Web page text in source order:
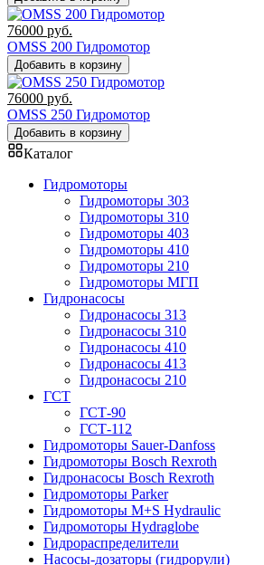
76000 руб.
OMSS 200 Гидромотор
Добавить в корзину
76000 руб.
OMSS 250 Гидромотор
Добавить в корзину
Каталог
Гидромоторы
Гидромоторы 303
Гидромоторы 310
Гидромоторы 403
Гидромоторы 410
Гидромоторы 210
Гидромоторы МГП
Гидронасосы
Гидронасосы 313
Гидронасосы 310
Гидронасосы 410
Гидронасосы 413
Гидронасосы 210
ГСТ
ГСТ-90
ГСТ-112
Гидромоторы Sauer-Danfoss
Гидромоторы Bosch Rexroth
Гидронасосы Bosch Rexroth
Гидромоторы Parker
Гидромоторы M+S Hydraulic
Гидромоторы Hydraglobe
Гидрораспределители
Насосы-дозаторы (гидрорули)